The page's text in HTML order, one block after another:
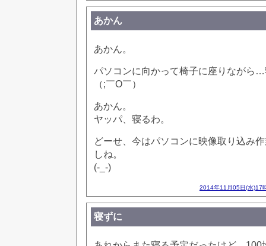
あかん
あかん。
パソコンに向かって椅子に座りながら
（;￣O￣）
あかん。
ヤッパ、寝るわ。
どーせ、今はパソコンに映像取り込み
しね。
(-_-)
2014年11月05日(水)17
寝ずに